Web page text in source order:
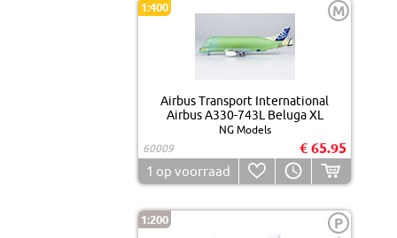
1:400 M
Airbus Transport International
Airbus A330-743L Beluga XL
NG Models
60009
€ 65.95
1 op voorraad
1:200 P